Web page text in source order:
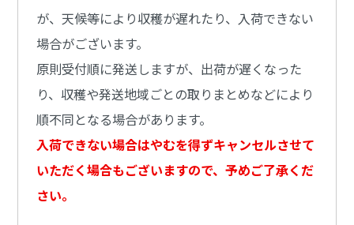
が、天候等により収穫が遅れたり、入荷できない
場合がございます。
原則受付順に発送しますが、出荷が遅くなった
り、収穫や発送地域ごとの取りまとめなどにより
順不同となる場合があります。
入荷できない場合はやむを得ずキャンセルさせて
いただく場合もございますので、予めご了承くだ
さい。